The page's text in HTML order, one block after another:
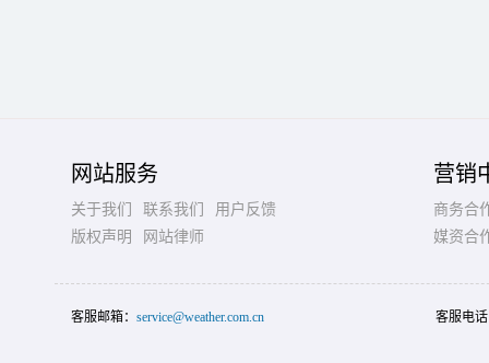
网站服务
关于我们 联系我们
用户反馈
版权声明
网站律师
营销
商务合
媒资合
客服邮箱： service@weather.com.cn 客服电